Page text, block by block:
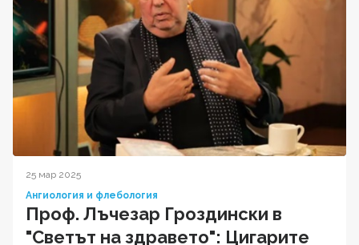
25 мар 2025
Ангиология и флебология
Проф. Лъчезар Гроздински в
"Светът на здравето": Цигарите